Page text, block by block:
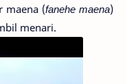
maena (fanehe maena)
menari.